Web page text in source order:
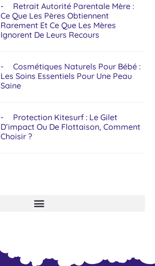
Retrait Autorité Parentale Mère :
Ce Que Les Pères Obtiennent
Rarement Et Ce Que Les Mères
Ignorent De Leurs Recours
Cosmétiques Naturels Pour Bébé :
Les Soins Essentiels Pour Une Peau
Saine
Protection Kitesurf : Le Gilet
D’impact Ou De Flottaison, Comment
Choisir ?